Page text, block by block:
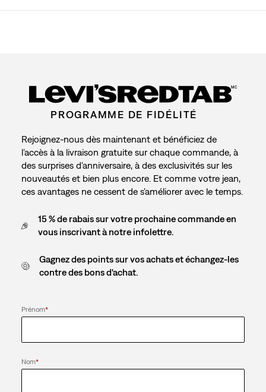
PROGRAMME DE FIDÉLITÉ
MC
Rejoignez-nous dès maintenant et bénéficiez de
l’accès à la livraison gratuite sur chaque commande, à
des surprises d'anniversaire, à des exclusivités sur les
nouveautés et bien plus encore. Et comme votre jean,
ces avantages ne cessent de s'améliorer avec le temps.
15 % de rabais sur votre prochaine commande en
vous inscrivant à notre infolettre.
Gagnez des points sur vos achats et échangez-les
contre des bons d'achat.
Prénom*
Nom*